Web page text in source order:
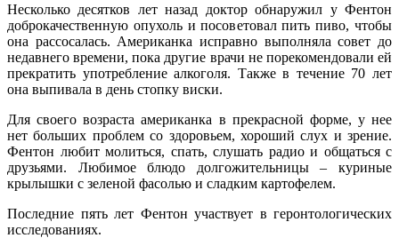
Несколько десятков лет назад доктор обнаружил у Фентон
доброкачественную опухоль и посоветовал пить пиво, чтобы
она рассосалась. Американка исправно выполняла совет до
недавнего времени, пока другие врачи не порекомендовали ей
прекратить употребление алкоголя. Также в течение 70 лет
она выпивала в день стопку виски.
Для своего возраста американка в прекрасной форме, у нее
нет больших проблем со здоровьем, хороший слух и зрение.
Фентон любит молиться, спать, слушать радио и общаться с
друзьями. Любимое блюдо долгожительницы – куриные
крылышки с зеленой фасолью и сладким картофелем.
Последние пять лет Фентон участвует в геронтологических
исследованиях.